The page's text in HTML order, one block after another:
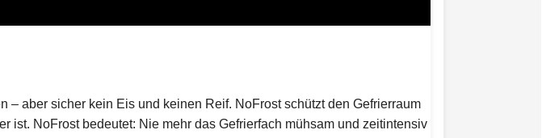
aber sicher kein Eis und keinen Reif. NoFrost schützt den Gefrierraum
ist. NoFrost bedeutet: Nie mehr das Gefrierfach mühsam und zeitintensiv